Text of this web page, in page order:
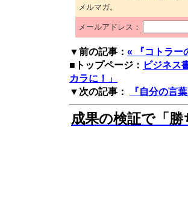
メルマガ。
メールアドレス：
▼前の記事： « 『コトラー
■トップページ： ビジネス
カラに！」
▼次の記事：
『自分の言
成果の検証で「